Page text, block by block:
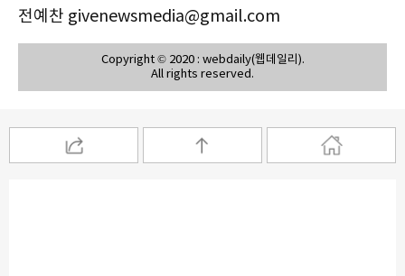
전예찬 givenewsmedia@gmail.com
Copyright © 2020 : webdaily(웹데일리).
All rights reserved.